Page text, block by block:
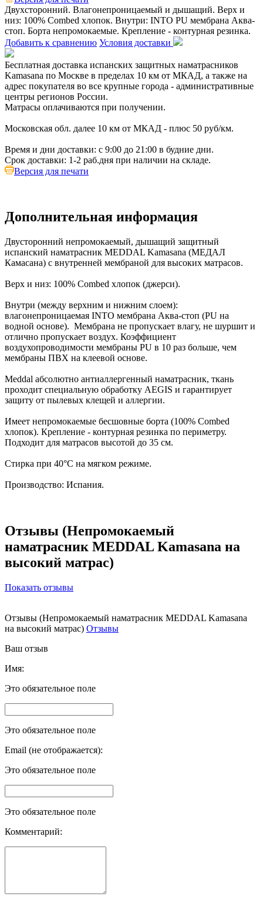
Двухсторонний. Влагонепроницаемый и дышащий. Верх и
низ: 100% Combed хлопок. Внутри: INTO PU мембрана Аква-
стоп. Борта непромокаемые. Крепление - контурная резинка.
Добавить к сравнению Условия доставки
Бесплатная доставка испанских защитных наматрасников
Kamasana по Москве в пределах 10 км от МКАД, а также на
адрес покупателя во все крупные города - административные
центры регионов России.
Матрасы оплачиваются при получении.
Московская обл. далее 10 км от МКАД - плюс 50 руб/км.
Время и дни доставки: с 9:00 до 21:00 в будние дни.
Срок доставки: 1-2 раб.дня при наличии на складе.
Версия для печати
Дополнительная информация
Двусторонний непромокаемый, дышащий защитный
испанский наматрасник MEDDAL Kamasana (МЕДАЛ
Камасана) с внутренней мембраной для высоких матрасов.
Верх и низ: 100% Combed хлопок (джерси).
Внутри (между верхним и нижним слоем):
влагонепроницаемая INTO мембрана Аква-стоп (PU на
водной основе). Мембрана не пропускает влагу, не шуршит и
отлично пропускает воздух. Коэффициент
воздухопроводимости мембраны PU в 10 раз больше, чем
мембраны ПВХ на клеевой основе.
Meddal абсолютно антиаллергенный наматрасник, ткань
проходит специальную обработку AEGIS и гарантирует
защиту от пылевых клещей и аллергии.
Имеет непромокаемые бесшовные борта (100% Combed
хлопок). Крепление - контурная резинка по периметру.
Подходит для матрасов высотой до 35 см.
Стирка при 40°С на мягком режиме.
Производство: Испания.
Отзывы (Непромокаемый
наматрасник MEDDAL Kamasana на
высокий матрас)
Показать отзывы
Отзывы (Непромокаемый наматрасник MEDDAL Kamasana
на высокий матрас) Отзывы
Ваш отзыв
Имя:
Это обязательное поле
Это обязательное поле
Email (не отображается):
Это обязательное поле
Это обязательное поле
Комментарий: